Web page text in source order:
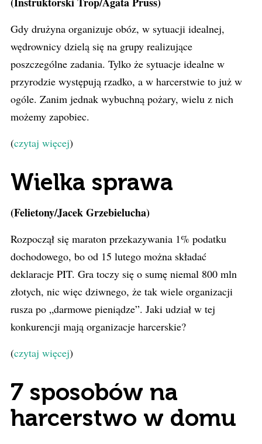
Gdy drużyna organizuje obóz, w sytuacji idealnej,
wędrownicy dzielą się na grupy realizujące
poszczególne zadania. Tylko że sytuacje idealne w
przyrodzie występują rzadko, a w harcerstwie to już w
ogóle. Zanim jednak wybuchną pożary, wielu z nich
możemy zapobiec.
(czytaj więcej)
Wielka sprawa
(Felietony/Jacek Grzebielucha)
Rozpoczął się maraton przekazywania 1% podatku
dochodowego, bo od 15 lutego można składać
deklaracje PIT. Gra toczy się o sumę niemal 800 mln
złotych, nic więc dziwnego, że tak wiele organizacji
rusza po „darmowe pieniądze”. Jaki udział w tej
konkurencji mają organizacje harcerskie?
(czytaj więcej)
7 sposobów na
harcerstwo w domu